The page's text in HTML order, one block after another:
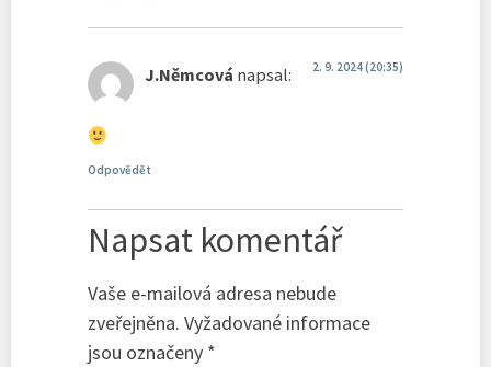
J.Němcová napsal: 2. 9. 2024 (20:35)
Odpovědět
Napsat komentář
Vaše e-mailová adresa nebude
zveřejněna. Vyžadované informace
jsou označeny *